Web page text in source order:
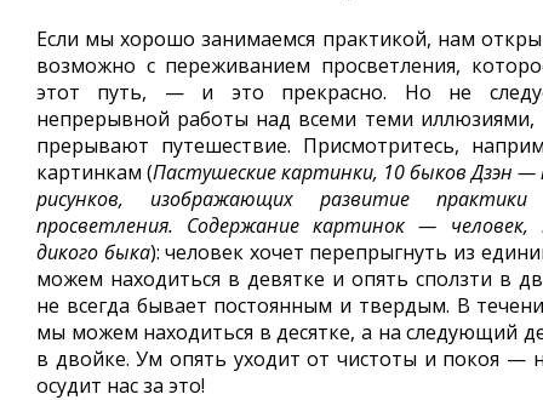
Если мы хорошо занимаемся практикой, нам
возможно с переживанием просветления,
этот путь, — и это прекрасно. Но не
непрерывной работы над всеми теми иллюзиями,
прерывают путешествие. Присмотритесь,
картинкам (Пастушеские картинки, 10 быков Дзэн —
рисунков, изображающих развитие
просветления. Содержание картинок —
дикого быка): человек хочет перепрыгнуть из
можем находиться в девятке и опять сползти в
не всегда бывает постоянным и твердым. В
мы можем находиться в десятке, а на следующий
в двойке. Ум опять уходит от чистоты и покоя —
осудит нас за это!